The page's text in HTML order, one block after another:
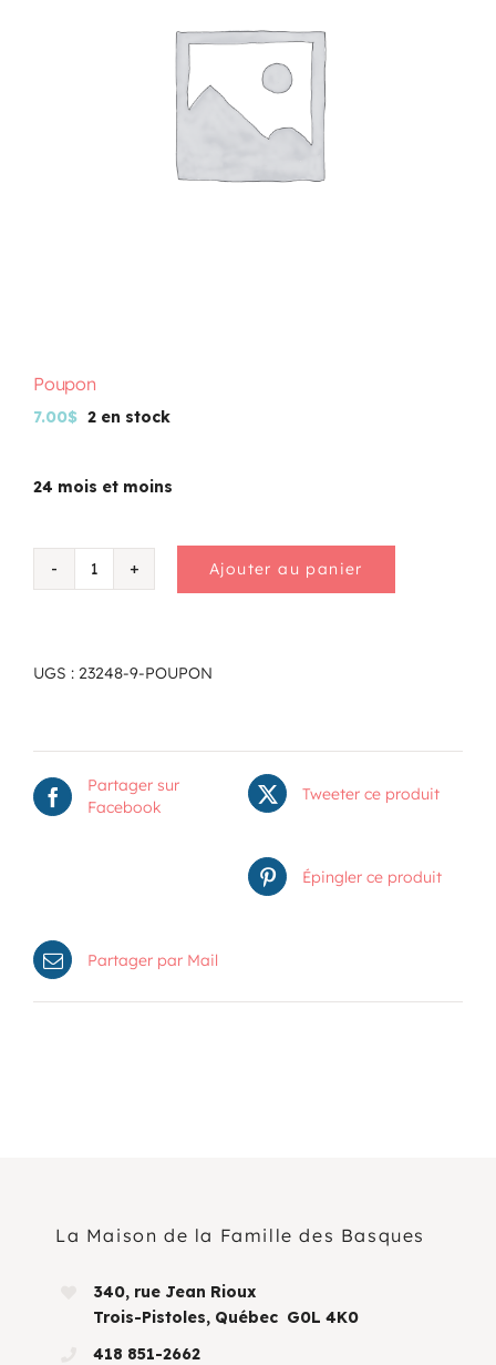
Poupon
7.00$ 2 en stock
24 mois et moins
quantité
Ajouter au panier
UGS : 23248-9-POUPON
Partager sur
Facebook
Tweeter ce produit
Épingler ce produit
Partager par Mail
La Maison de la Famille des Basques
340, rue Jean Rioux
Trois-Pistoles, Québec G0L 4K0
418 851-2662